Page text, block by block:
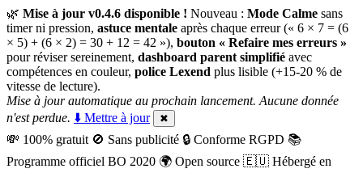
🌿 Mise à jour v0.4.6 disponible ! Nouveau : Mode Calme sans
timer ni pression, astuce mentale après chaque erreur (« 6 × 7 = (6
× 5) + (6 × 2) = 30 + 12 = 42 »), bouton « Refaire mes erreurs »
pour réviser sereinement, dashboard parent simplifié avec
compétences en couleur, police Lexend plus lisible (+15-20 % de
vitesse de lecture).
Mise à jour automatique au prochain lancement. Aucune donnée
n'est perdue. ⬇️ Mettre à jour ✖
💸 100% gratuit 🚫 Sans publicité 🔒 Conforme RGPD 📚
Programme officiel BO 2020 🌍 Open source 🇪🇺 Hébergé en